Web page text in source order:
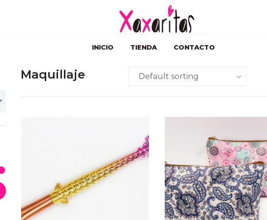
INICIO TIENDA CONTACTO
Maquillaje